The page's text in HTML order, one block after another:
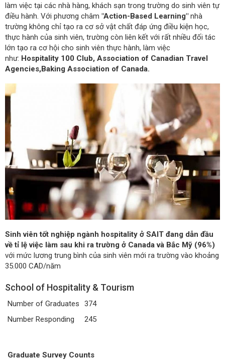
làm việc tại các nhà hàng, khách sạn trong trường do sinh viên tự
điều hành. Với phương châm "Action-Based Learning" nhà
trường không chỉ tạo ra cơ sở vật chất đáp ứng điều kiện học,
thực hành của sinh viên, trường còn liên kết với rất nhiều đối tác
lớn tạo ra cơ hội cho sinh viên thực hành, làm việc
như: Hospitality 100 Club, Association of Canadian Travel
Agencies,Baking Association of Canada.
Sinh viên tốt nghiệp ngành hospitality ở SAIT đang dẫn đầu
về tỉ lệ việc làm sau khi ra trường ở Canada và Bắc Mỹ (96%)
với mức lương trung bình của sinh viên mới ra trường vào khoảng
35.000 CAD/năm
School of Hospitality & Tourism
Number of Graduates
374
Number Responding
245
Graduate Survey Counts